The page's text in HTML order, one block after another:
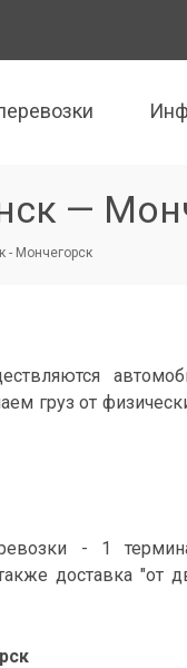
—
- Мончегорск
груз от
- 1
доставка "от